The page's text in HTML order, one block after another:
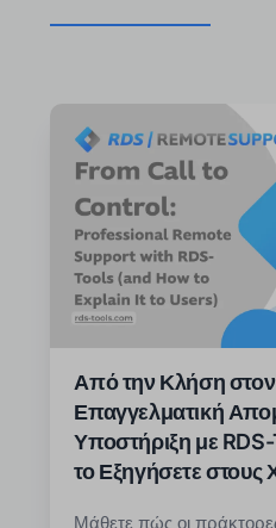
Από την Κλήση
Επαγγελματική
Υποστήριξη με
το Εξηγήσετε στους
Μάθετε πώς οι